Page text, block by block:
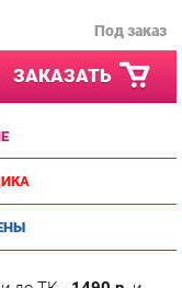
ЗАКАЗАТЬ
ТК -
р.